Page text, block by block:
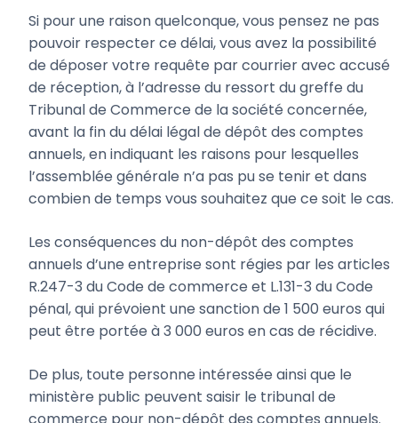
Si pour une raison quelconque, vous pensez ne pas
pouvoir respecter ce délai, vous avez la possibilité
de déposer votre requête par courrier avec accusé
de réception, à l’adresse du ressort du greffe du
Tribunal de Commerce de la société concernée,
avant la fin du délai légal de dépôt des comptes
annuels, en indiquant les raisons pour lesquelles
l’assemblée générale n’a pas pu se tenir et dans
combien de temps vous souhaitez que ce soit le cas.
Les conséquences du non-dépôt des comptes
annuels d’une entreprise sont régies par les articles
R.247-3 du Code de commerce et L.131-3 du Code
pénal, qui prévoient une sanction de 1 500 euros qui
peut être portée à 3 000 euros en cas de récidive.
De plus, toute personne intéressée ainsi que le
ministère public peuvent saisir le tribunal de